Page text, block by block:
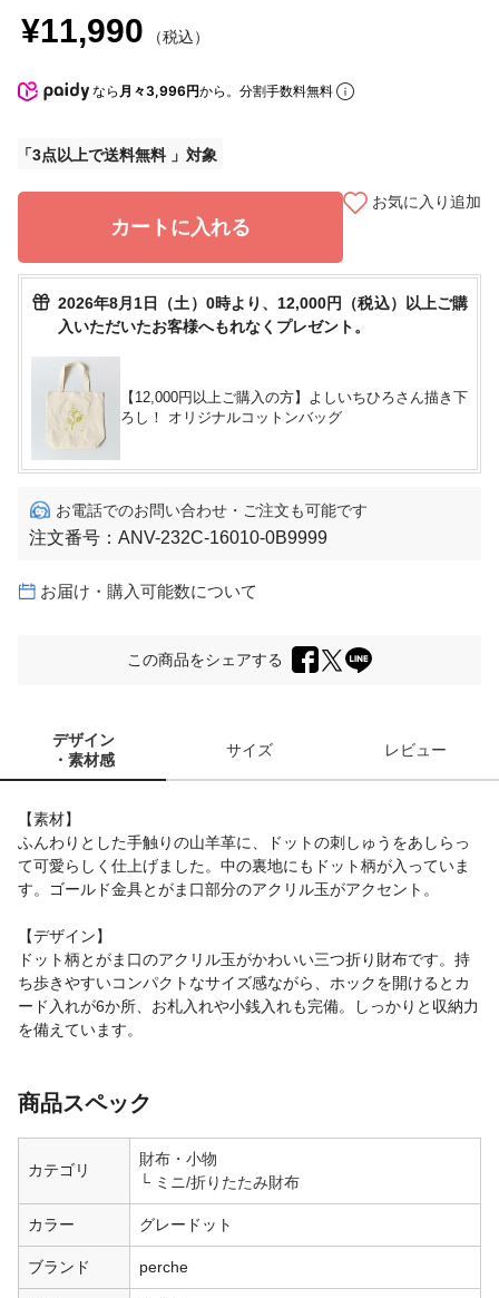
¥11,990 （税込）
なら 月々3,996円から。分割手数料無料
3点以上で送料無料
カートに入れる
お気に入り追加
2026年8月1日（土）0時より、12,000円（税込）以上ご購
入いただいたお客様へもれなくプレゼント。
【12,000円以上ご購入の方】よしいちひろさん描き下
ろし！ オリジナルコットンバッグ
お電話でのお問い合わせ・ご注文も可能です
注文番号： ANV-232C-16010-0B9999
お届け・購入可能数について
この商品をシェアする
デザイン
・素材感
サイズ レビュー
【素材】
ふんわりとした手触りの山羊革に、ドットの刺しゅうをあしらっ
て可愛らしく仕上げました。中の裏地にもドット柄が入っていま
す。ゴールド金具とがま口部分のアクリル玉がアクセント。
【デザイン】
ドット柄とがま口のアクリル玉がかわいい三つ折り財布です。持
ち歩きやすいコンパクトなサイズ感ながら、ホックを開けるとカ
ード入れが6か所、お札入れや小銭入れも完備。しっかりと収納力
を備えています。
商品スペック
カテゴリ
財布・小物
ミニ/折りたたみ財布
カラー グレードット
ブランド perche